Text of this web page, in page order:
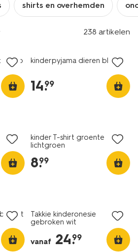
shirts en overhemden
238 artikelen
cargo
kinderpyjama dieren blauw
14.
99
kinder T-shirt groente
lichtgroen
8.
99
Takkie kinderonesie
gebroken wit
vanaf 24.
99